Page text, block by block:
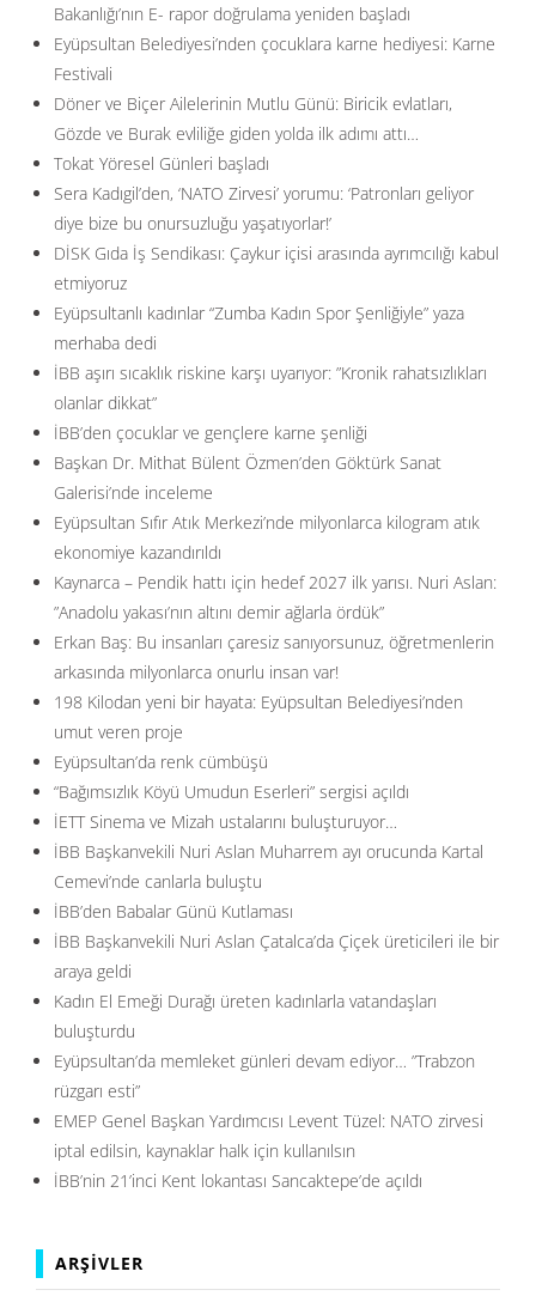
Bakanlığı’nın E- rapor doğrulama yeniden başladı
Eyüpsultan Belediyesi’nden çocuklara karne hediyesi: Karne
Festivali
Döner ve Biçer Ailelerinin Mutlu Günü: Biricik evlatları,
Gözde ve Burak evliliğe giden yolda ilk adımı attı…
Tokat Yöresel Günleri başladı
Sera Kadıgil’den, ‘NATO Zirvesi’ yorumu: ‘Patronları geliyor
diye bize bu onursuzluğu yaşatıyorlar!’
DİSK Gıda İş Sendikası: Çaykur içisi arasında ayrımcılığı kabul
etmiyoruz
Eyüpsultanlı kadınlar “Zumba Kadın Spor Şenliğiyle” yaza
merhaba dedi
İBB aşırı sıcaklık riskine karşı uyarıyor: ”Kronik rahatsızlıkları
olanlar dikkat”
İBB’den çocuklar ve gençlere karne şenliği
Başkan Dr. Mithat Bülent Özmen’den Göktürk Sanat
Galerisi’nde inceleme
Eyüpsultan Sıfır Atık Merkezi’nde milyonlarca kilogram atık
ekonomiye kazandırıldı
Kaynarca – Pendik hattı için hedef 2027 ilk yarısı. Nuri Aslan:
”Anadolu yakası’nın altını demir ağlarla ördük”
Erkan Baş: Bu insanları çaresiz sanıyorsunuz, öğretmenlerin
arkasında milyonlarca onurlu insan var!
198 Kilodan yeni bir hayata: Eyüpsultan Belediyesi’nden
umut veren proje
Eyüpsultan’da renk cümbüşü
“Bağımsızlık Köyü Umudun Eserleri” sergisi açıldı
İETT Sinema ve Mizah ustalarını buluşturuyor…
İBB Başkanvekili Nuri Aslan Muharrem ayı orucunda Kartal
Cemevi’nde canlarla buluştu
İBB’den Babalar Günü Kutlaması
İBB Başkanvekili Nuri Aslan Çatalca’da Çiçek üreticileri ile bir
araya geldi
Kadın El Emeği Durağı üreten kadınlarla vatandaşları
buluşturdu
Eyüpsultan’da memleket günleri devam ediyor… ”Trabzon
rüzgarı esti”
EMEP Genel Başkan Yardımcısı Levent Tüzel: NATO zirvesi
iptal edilsin, kaynaklar halk için kullanılsın
İBB’nin 21’inci Kent lokantası Sancaktepe’de açıldı
ARŞIVLER